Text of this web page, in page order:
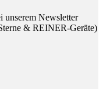
unserem Newsletter
& REINER-Geräte)